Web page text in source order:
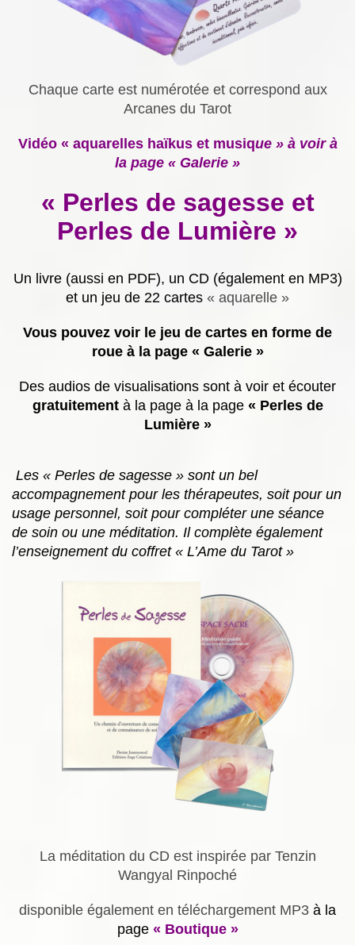
Chaque carte est numérotée et correspond aux
Arcanes du Tarot
Vidéo « aquarelles haïkus et musique » à voir à
la page « Galerie »
« Perles de sagesse et
Perles de Lumière »
Un livre (aussi en PDF), un CD (également en MP3)
et un jeu de 22 cartes « aquarelle »
Vous pouvez voir le jeu de cartes en forme de
roue à la page « Galerie »
Des audios de visualisations sont à voir et écouter
gratuitement à la page à la page « Perles de
Lumière »
Les « Perles de sagesse » sont un bel
accompagnement pour les thérapeutes, soit pour un
usage personnel, soit pour compléter une séance
de soin ou une méditation. Il complète également
l’enseignement du coffret « L’Ame du Tarot »
La méditation du CD est inspirée par Tenzin
Wangyal Rinpoché
disponible également en téléchargement MP3 à la
page« Boutique »